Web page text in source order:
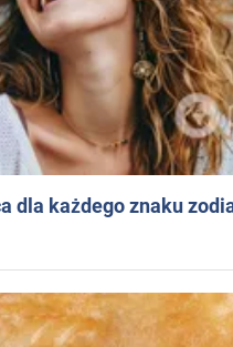
dla każdego znaku